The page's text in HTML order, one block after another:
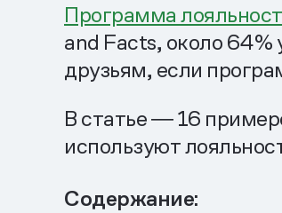
Программа
and Facts, около 64%
друзьям, если
В статье ― 16
используют
Содержание: